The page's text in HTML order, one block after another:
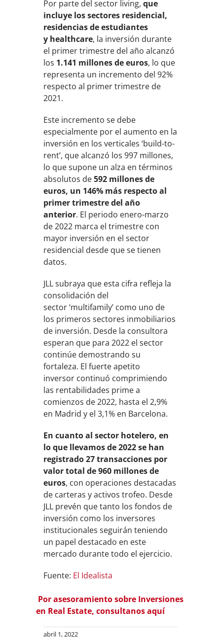
Por parte del sector living,que
incluye los sectores residencial,
residencias de estudiantes
y healthcare, la inversión durante
el primer trimestre del año alcanzó
los 1.141 millones de euros, lo que
representa un incremento del 92%
respecto al primer trimestre de
2021.
Este incremento se debe
especialmente por el aumento en la
inversión en los verticales ‘build-to-
rent’, que alcanzó los 997 millones,
lo que supone un alza en términos
absolutos de592 millones de
euros, un 146% más respecto al
primer trimestre del año
anterior. El periodo enero-marzo
de 2022 marca el trimestre con
mayor inversión en el sector
residencial desde que se tienen
datos.
JLL subraya que esta cifra refleja la
consolidación del
sector ‘multifamily’ como uno de
los primeros sectores inmobiliarios
de inversión. Desde la consultora
esperan que para 2022 el sector
continúe demostrando su
fortaleza. El fuerte apetito
inversor continuó comprimiendo
las rentabilidades prime a
comienzos de 2022, hasta el 2,9%
en Madrid y el 3,1% en Barcelona.
En cuanto al sector hotelero, en
lo que llevamos de 2022 se han
registrado 27 transacciones por
valor total de 960 millones de
euros, con operaciones destacadas
de carteras y activos trofeo. Desde
JLL prevén que tanto los fondos de
inversión como los inversores
institucionales seguirán teniendo
un papel destacado en este
mercado durante todo el ejercicio.
Fuente: El Idealista
Por asesoramiento sobre Inversiones
en Real Estate, consultanos aquí
abril 1, 2022